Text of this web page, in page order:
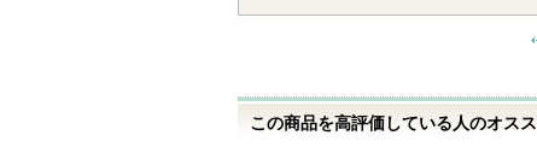
この商品を高評価している人のオス